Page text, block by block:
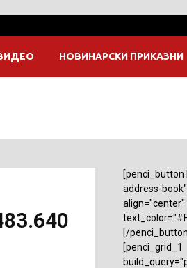
НОВИНАРСКИ ПРИКАЗНИ
[penci_button
address-
[/
[penci_grid_1